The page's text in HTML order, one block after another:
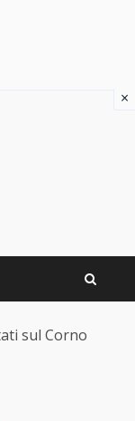
sul Corno
×